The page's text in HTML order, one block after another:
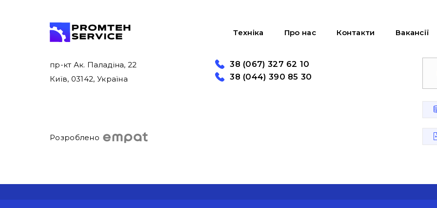
Техніка Про нас Контакти Вакансії
пр-кт Ак. Паладіна, 22
Київ, 03142, Україна
Розроблено
38 (067) 327 62 10
38 (044) 390 85 30